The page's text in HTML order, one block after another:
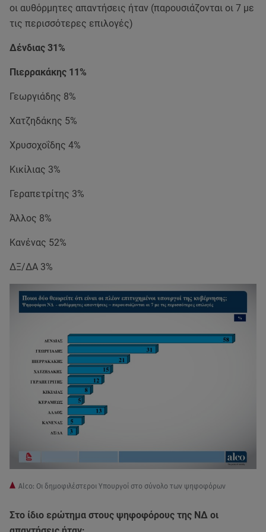
οι αυθόρμητες απαντήσεις ήταν (παρουσιάζονται οι 7 με
τις περισσότερες επιλογές)
Δένδιας 31%
Πιερρακάκης 11%
Γεωργιάδης 8%
Χατζηδάκης 5%
Χρυσοχοΐδης 4%
Κικίλιας 3%
Γεραπετρίτης 3%
Άλλος 8%
Κανένας 52%
ΔΞ/ΔΑ 3%
Alco: Οι δημοφιλέστεροι Υπουργοί στο σύνολο των ψηφοφόρων
Στο ίδιο ερώτημα στους ψηφοφόρους της ΝΔ οι